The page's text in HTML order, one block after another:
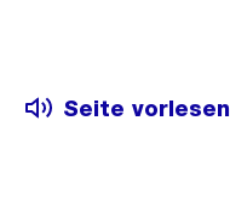
Seite vorlesen